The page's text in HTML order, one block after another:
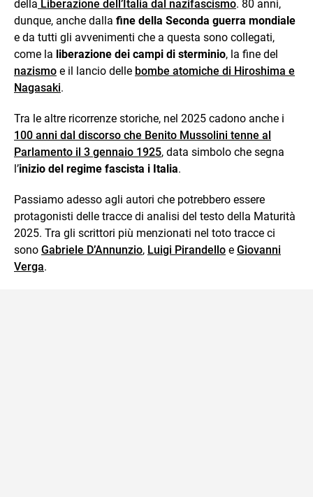
della Liberazione dell’Italia dal nazifascismo. 80 anni,
dunque, anche dalla fine della Seconda guerra mondiale
e da tutti gli avvenimenti che a questa sono collegati,
come la liberazione dei campi di sterminio, la fine del
nazismo e il lancio delle bombe atomiche di Hiroshima e
Nagasaki.
Tra le altre ricorrenze storiche, nel 2025 cadono anche i
100 anni dal discorso che Benito Mussolini tenne al
Parlamento il 3 gennaio 1925, data simbolo che segna
l’inizio del regime fascista i Italia.
Passiamo adesso agli autori che potrebbero essere
protagonisti delle tracce di analisi del testo della Maturità
2025. Tra gli scrittori più menzionati nel toto tracce ci
sono Gabriele D’Annunzio, Luigi Pirandello e Giovanni
Verga.